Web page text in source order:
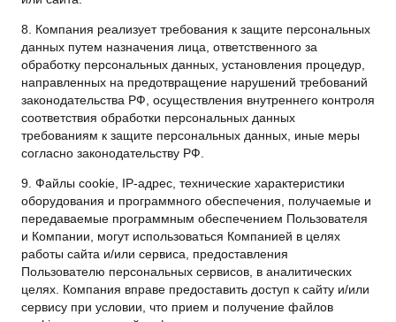
8. Компания реализует требования к защите персональных
данных путем назначения лица, ответственного за
обработку персональных данных, установления процедур,
направленных на предотвращение нарушений требований
законодательства РФ, осуществления внутреннего контроля
соответствия обработки персональных данных
требованиям к защите персональных данных, иные меры
согласно законодательству РФ.
9. Файлы cookie, IP-адрес, технические характеристики
оборудования и программного обеспечения, получаемые и
передаваемые программным обеспечением Пользователя
и Компании, могут использоваться Компанией в целях
работы сайта и/или сервиса, предоставления
Пользователю персональных сервисов, в аналитических
целях. Компания вправе предоставить доступ к сайту и/или
сервису при условии, что прием и получение файлов